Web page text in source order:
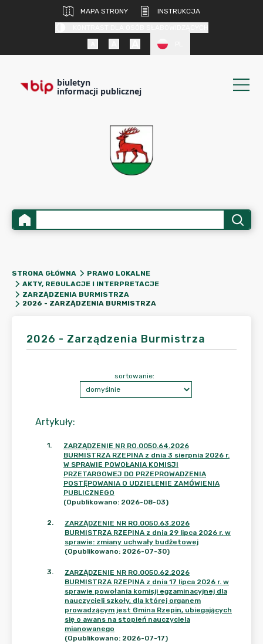
MAPA STRONY
INSTRUKCJA
biuletyn
informacji publicznej
STRONA GŁÓWNA
PRAWO LOKALNE
AKTY, REGULACJE I INTERPRETACJE
ZARZĄDZENIA BURMISTRZA
2026 - ZARZĄDZENIA BURMISTRZA
2026 - Zarządzenia Burmistrza
Artykuły:
sortowanie:
1.
ZARZĄDZENIE NR RO.0050.64.2026
BURMISTRZA RZEPINA z dnia 3 sierpnia 2026 r.
W SPRAWIE POWOŁANIA KOMISJI
PRZETARGOWEJ DO PRZEPROWADZENIA
POSTĘPOWANIA O UDZIELENIE ZAMÓWIENIA
PUBLICZNEGO
(Opublikowano: 2026-08-03)
2.
ZARZĄDZENIE NR RO.0050.63.2026
BURMISTRZA RZEPINA z dnia 29 lipca 2026 r. w
sprawie: zmiany uchwały budżetowej
(Opublikowano: 2026-07-30)
3.
ZARZĄDZENIE NR RO.0050.62.2026
BURMISTRZA RZEPINA z dnia 17 lipca 2026 r. w
sprawie powołania komisji egzaminacyjnej dla
nauczycieli szkoły, dla której organem
prowadzącym jest Gmina Rzepin, ubiegających
się o awans na stopień nauczyciela
mianowanego
(Opublikowano: 2026-07-17)